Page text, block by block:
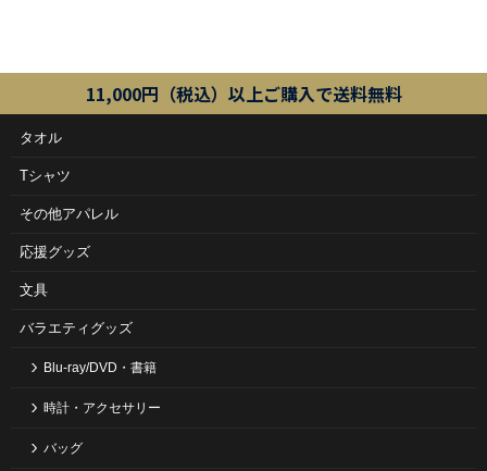
11,000円（税込）以上ご購入で送料無料
タオル
Tシャツ
その他アパレル
応援グッズ
文具
バラエティグッズ
Blu-ray/DVD・書籍
時計・アクセサリー
バッグ